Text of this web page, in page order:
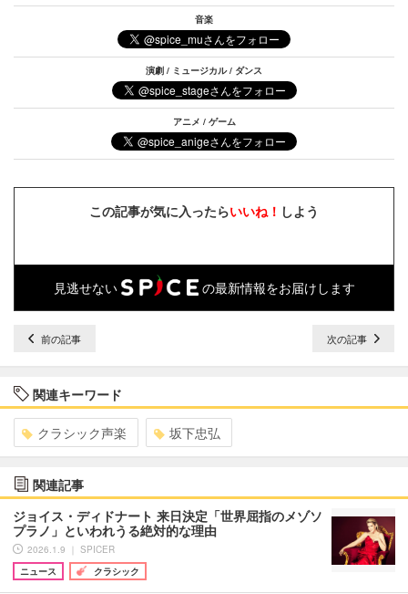
音楽
演劇 / ミュージカル / ダンス
アニメ / ゲーム
この記事が気に入ったらいいね！ しよう
見逃せない の最新情報をお届けします
前の記事 次の記事
関連キーワード
クラシック声楽 坂下忠弘
関連記事
ジョイス・ディドナート 来日決定「世界屈指のメゾソ
プラノ」といわれうる絶対的な理由
2026.1.9 ｜ SPICER
ニュース
クラシック